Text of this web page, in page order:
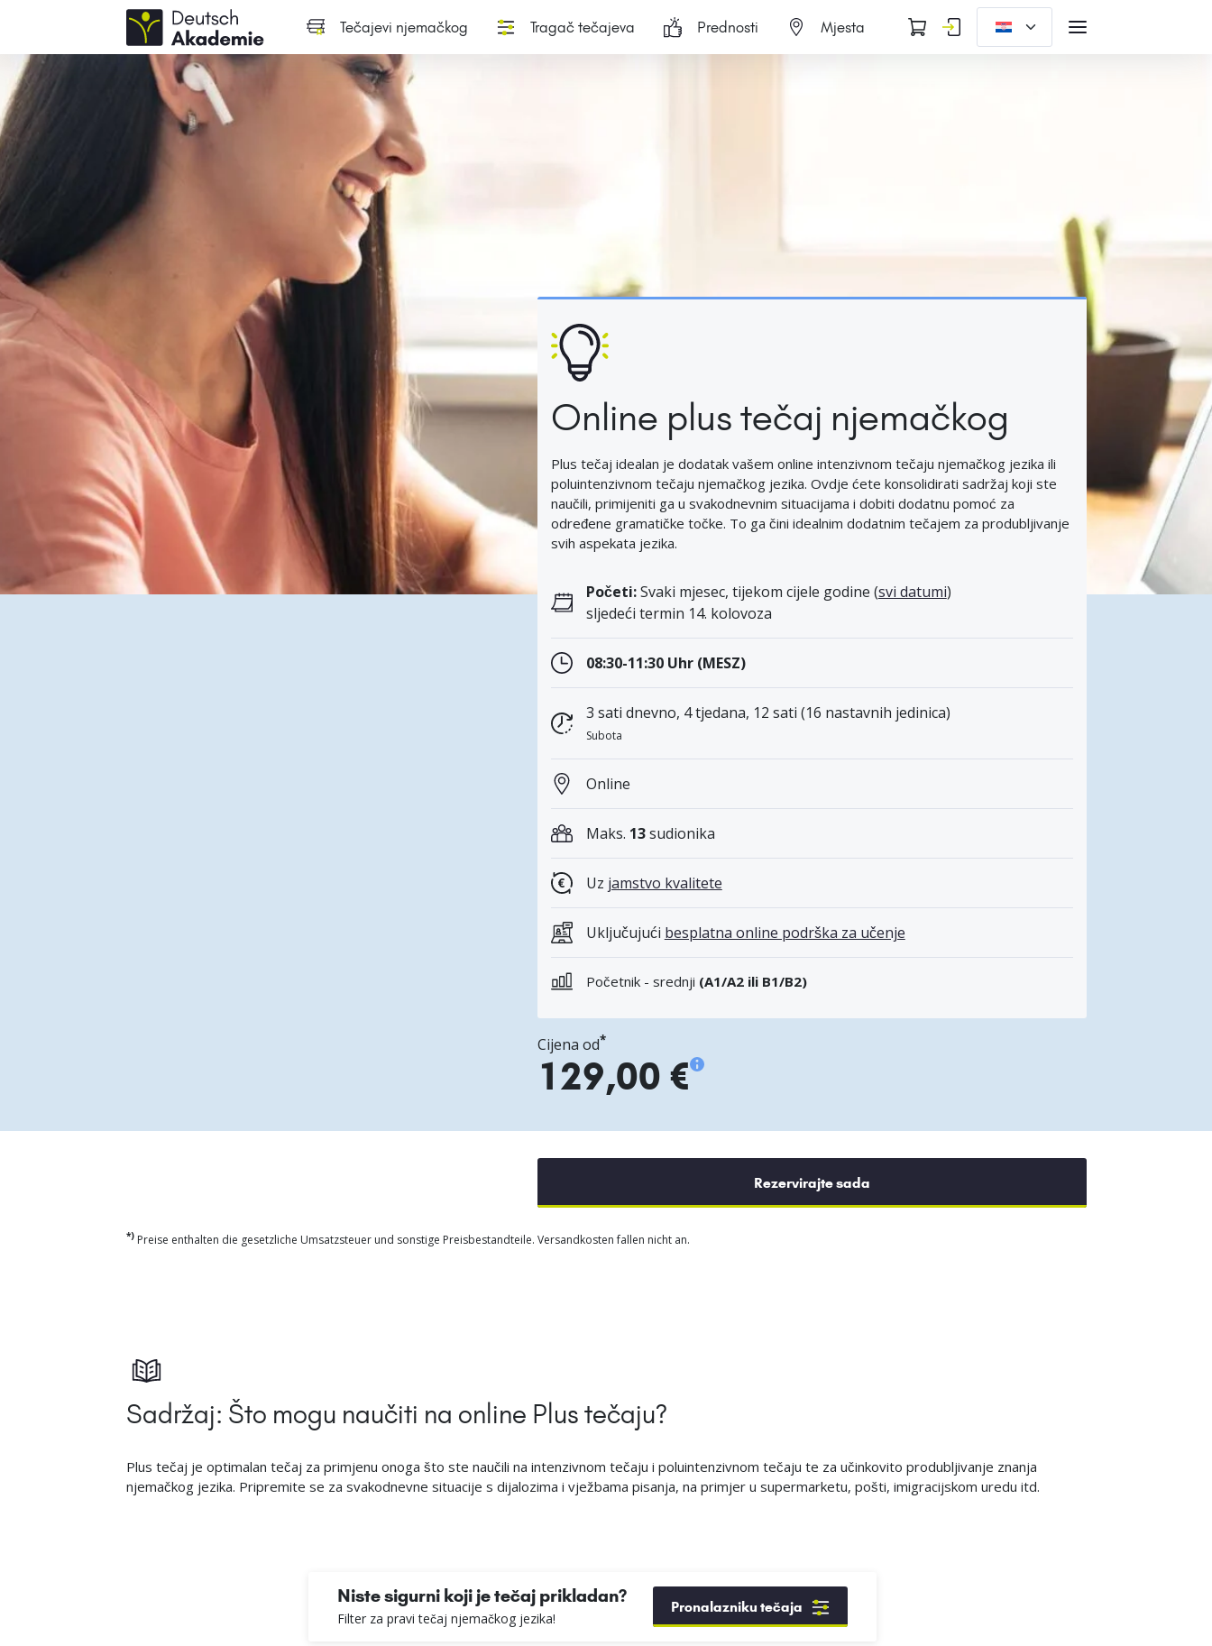
Tečajevi njemačkog Tragač tečajeva Prednosti Mjesta
Online plus tečaj njemačkog
Plus tečaj idealan je dodatak vašem online intenzivnom tečaju njemačkog jezika ili
poluintenzivnom tečaju njemačkog jezika. Ovdje ćete konsolidirati sadržaj koji ste
naučili, primijeniti ga u svakodnevnim situacijama i dobiti dodatnu pomoć za
određene gramatičke točke. To ga čini idealnim dodatnim tečajem za produbljivanje
svih aspekata jezika.
Početi:Svaki mjesec, tijekom cijele godine (svi datumi)
sljedeći termin 14. kolovoza
08:30-11:30 Uhr (MESZ)
3 sati dnevno, 4 tjedana, 12 sati (16 nastavnih jedinica)
Subota
Online
Maks. 13sudionika
Uz jamstvo kvalitete
Uključujući besplatna online podrška za učenje
Početnik - srednji (A1/A2 ili B1/B2)
Cijena od*
129,00 €
Rezervirajte sada
*)Preise enthalten die gesetzliche Umsatzsteuer und sonstige Preisbestandteile. Versandkosten fallen nicht an.
Sadržaj: Što mogu naučiti na online Plus tečaju?
Plus tečaj je optimalan tečaj za primjenu onoga što ste naučili na intenzivnom tečaju i poluintenzivnom tečaju te za učinkovito produbljivanje znanja
njemačkog jezika. Pripremite se za svakodnevne situacije s dijalozima i vježbama pisanja, na primjer u supermarketu, pošti, imigracijskom uredu itd.
Niste sigurni koji je tečaj prikladan?
Filter za pravi tečaj njemačkog jezika!
Pronalazniku tečaja